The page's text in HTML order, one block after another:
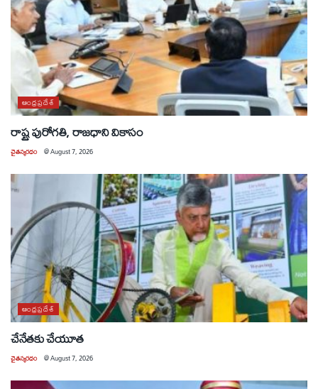
ఆంధ్రప్రదేశ్
రాష్ట్ర పురోగతి, రాజధాని వికాసం
చైతన్యరధం @August 7, 2026
ఆంధ్రప్రదేశ్
చేనేతకు చేయూత
చైతన్యరధం @August 7, 2026